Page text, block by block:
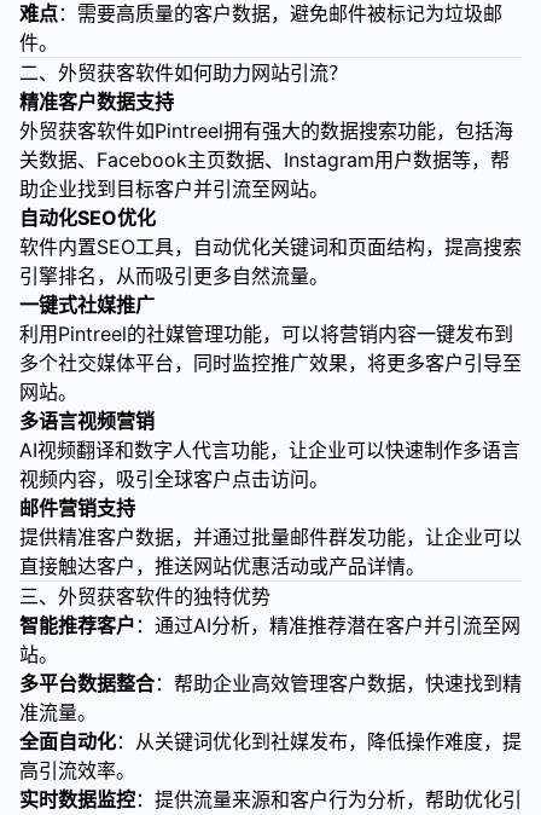
难点：需要高质量的客户数据，避免邮件被标记为垃圾邮
件。
二、外贸获客软件如何助力网站引流？
精准客户数据支持
外贸获客软件如Pintreel拥有强大的数据搜索功能，包括海
关数据、Facebook主页数据、Instagram用户数据等，帮
助企业找到目标客户并引流至网站。
自动化SEO优化
软件内置SEO工具，自动优化关键词和页面结构，提高搜索
引擎排名，从而吸引更多自然流量。
一键式社媒推广
利用Pintreel的社媒管理功能，可以将营销内容一键发布到
多个社交媒体平台，同时监控推广效果，将更多客户引导至
网站。
多语言视频营销
AI视频翻译和数字人代言功能，让企业可以快速制作多语言
视频内容，吸引全球客户点击访问。
邮件营销支持
提供精准客户数据，并通过批量邮件群发功能，让企业可以
直接触达客户，推送网站优惠活动或产品详情。
三、外贸获客软件的独特优势
智能推荐客户 ：通过AI分析，精准推荐潜在客户并引流至网
站。
多平台数据整合：帮助企业高效管理客户数据，快速找到精
准流量。
全面自动化：从关键词优化到社媒发布，降低操作难度，提
高引流效率。
实时数据监控：提供流量来源和客户行为分析，帮助优化引